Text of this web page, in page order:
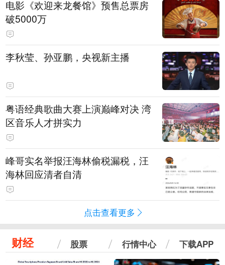
电影《欢迎来龙餐馆》预售总票房
破5000万
李秋莹、孙亚鹏，央视新主播
粤语经典歌曲大赛上演巅峰对决 湾
区音乐人才拼实力
峰哥实名举报汪海林偷税漏税，汪
海林回应清者自清
点击查看更多
财经 股票 行情中心 下载APP